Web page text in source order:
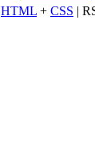
HTML + CSS |